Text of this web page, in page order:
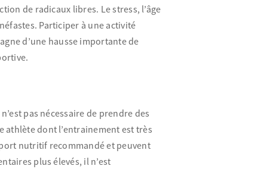
de radicaux libres. Le stress, l’âge
Participer à une activité
d’une hausse importante de
pas nécessaire de prendre des
dont l’entrainement est très
nutritif recommandé et peuvent
plus élevés, il n’est